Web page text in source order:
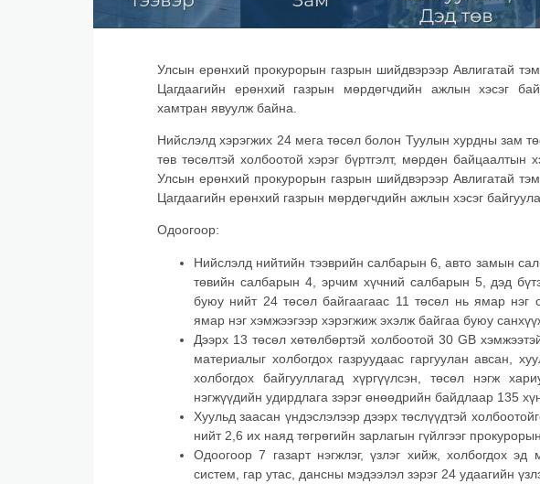
Улсын ерөнхий прокурорын газрын шийдвэрээр Авлигатай
Цагдаагийн ерөнхий газрын мөрдөгчдийн ажлын хэсэг
хамтран явуулж байна.
Нийслэлд хэрэгжих 24 мега төсөл болон Туулын хурдны зам
төв төсөлтэй холбоотой хэрэг бүртгэлт, мөрдөн байцаалтын
Улсын ерөнхий прокурорын газрын шийдвэрээр Авлигатай
Цагдаагийн ерөнхий газрын мөрдөгчдийн ажлын хэсэг
Одоогоор:
Нийслэлд нийтийн тээврийн салбарын 6, авто замын
төвийн салбарын 4, эрчим хүчний салбарын 5, дэд
буюу нийт 24 төсөл байгаагаас 11 төсөл нь ямар нэг
ямар нэг хэмжээгээр хэрэгжиж эхэлж байгаа буюу
Дээрх 13 төсөл хөтөлбөртэй холбоотой 30 GB
материалыг холбогдох газруудаас гаргуулан авсан,
холбогдох байгууллагад хүргүүлсэн, төсөл нэгж
нэгжүүдийн удирдлага зэрэг өнөөдрийн байдлаар 135
Хуульд заасан үндэслэлээр дээрх төслүүдтэй
нийт 2,6 их наяд төгрөгийн зарлагын гүйлгээг
Одоогоор 7 газарт нэгжлэг, үзлэг хийж, холбогдох
систем, гар утас, дансны мэдээлэл зэрэг 24 удаагийн